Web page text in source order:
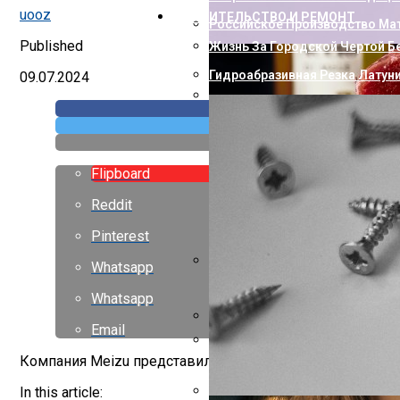
Как Пополнить Стим:
Насколько Близки Латынь И
Горизонтальный
Российское Производство
СТРОИТЕЛЬСТВО И РЕМОНТ
Жизнь За Городской Чертой
Гидроабразивная Резка
uooz
Published
09.07.2024
Flipboard
Reddit
Pinterest
Whatsapp
Whatsapp
Email
Компания Meizu представила уникальный
In this article: